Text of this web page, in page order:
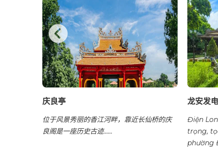
庆良亭
位于风景秀丽的香江河畔，靠近长仙桥的庆
良阁是一座历史古迹……
龙安发
Điện
trọng,
phường